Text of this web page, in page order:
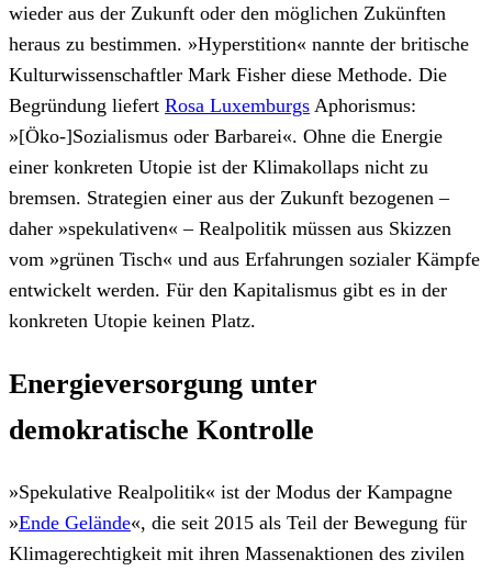
wieder aus der Zukunft oder den möglichen Zukünften
heraus zu bestimmen. »Hyperstition« nannte der britische
Kulturwissenschaftler Mark Fisher diese Methode. Die
Begründung liefert Rosa Luxemburgs Aphorismus:
»[Öko-]Sozialismus oder Barbarei«. Ohne die Energie
einer konkreten Utopie ist der Klimakollaps nicht zu
bremsen. Strategien einer aus der Zukunft bezogenen –
daher »spekulativen« – Realpolitik müssen aus Skizzen
vom »grünen Tisch« und aus Erfahrungen sozialer Kämpfe
entwickelt werden. Für den Kapitalismus gibt es in der
konkreten Utopie keinen Platz.
Energieversorgung unter
demokratische Kontrolle
»Spekulative Realpolitik« ist der Modus der Kampagne
»Ende Gelände«, die seit 2015 als Teil der Bewegung für
Klimagerechtigkeit mit ihren Massenaktionen des zivilen